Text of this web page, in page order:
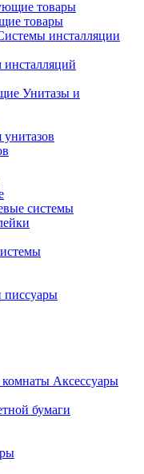
товары
инсталляции
Унитазы и
системы
писсуары
Аксессуары
бумаги